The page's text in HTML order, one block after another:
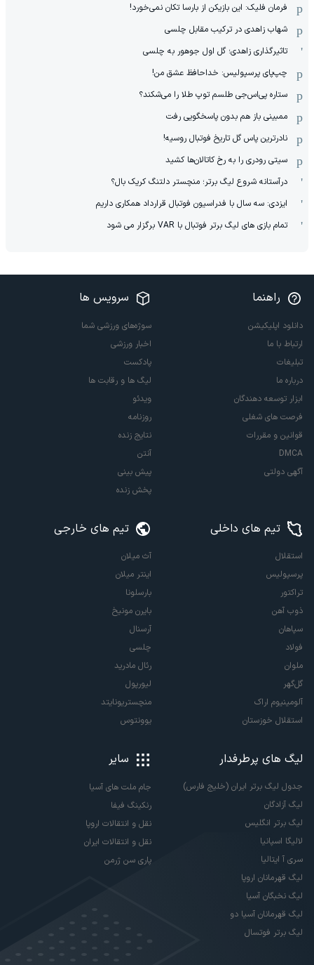
فرمان فلیک: این بازیکن از بارسا تکان نمی‌خورد!
شهاب زاهدی در ترکیب مقابل چلسی
تاثیرگذاری زاهدی؛ گل اول جوهور به چلسی
چپ‌پای پرسپولیس: خداحافظ عشق من!
ستاره پی‌اس‌جی طلسم توپ طلا را می‌شکند؟
ممبینی باز هم بدون پاسخگویی رفت
نادر‌ترین پاس گل تاریخ فوتبال روسیه!
سیتی رودری را به رخ کاتالان‌ها کشید
درآستانه شروع لیگ برتر؛ منچستر دلتنگ کریک بال؟
ایزدی: سه سال با فدراسیون فوتبال قرارداد همکاری داریم
تمام بازی های لیگ برتر فوتبال با VAR برگزار می شود
راهنما
دانلود اپلیکیشن
ارتباط با ما
تبلیغات
درباره ما
ابزار توسعه دهندگان
فرصت های شغلی
قوانین و مقررات
DMCA
آگهی دولتی
سرویس ها
سوژه‌های ورزشی شما
اخبار ورزشی
پادکست
لیگ ها و رقابت ها
ویدئو
روزنامه
نتایج زنده
آنتن
پیش بینی
پخش زنده
تیم های داخلی
استقلال
پرسپولیس
تراکتور
ذوب آهن
سپاهان
فولاد
ملوان
گل‌گهر
آلومینیوم اراک
استقلال خوزستان
تیم های خارجی
آث میلان
اینتر میلان
بارسلونا
بایرن مونیخ
آرسنال
چلسی
رئال مادرید
لیورپول
منچستریونایتد
یوونتوس
لیگ های پرطرفدار
جدول لیگ برتر ایران (خلیج فارس)
لیگ آزادگان
لیگ برتر انگلیس
لالیگا اسپانیا
سری آ ایتالیا
لیگ قهرمانان اروپا
لیگ نخبگان آسیا
لیگ قهرمانان آسیا دو
لیگ برتر فوتسال
سایر
جام ملت های آسیا
رنکینگ فیفا
نقل و انتقالات اروپا
نقل و انتقالات ایران
پاری سن ژرمن